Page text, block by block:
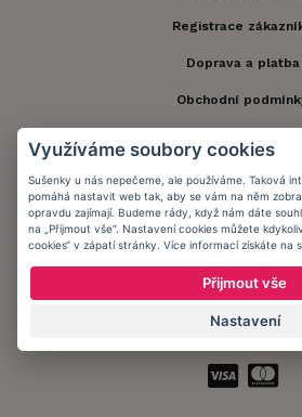
Registrace
Doprava a platba
Obchodní
Informační
Zůstaňte s námi v
Využíváme soubory cookies
Sušenky u nás nepečeme, ale používáme. Taková
pomáhá nastavit web tak, aby se vám na něm
opravdu zajímají. Budeme rády, když nám dáte
na „Přijmout vše“. Nastavení cookies můžete
cookies“ v zápatí stránky. Více informací získáte na
Přijmout vše
Nastavení